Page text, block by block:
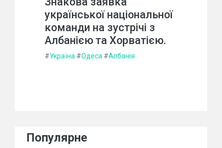
української національної
команди на зустрічі з
Албанією та Хорватією.
#Україна #Одеса #Албанія
Популярне